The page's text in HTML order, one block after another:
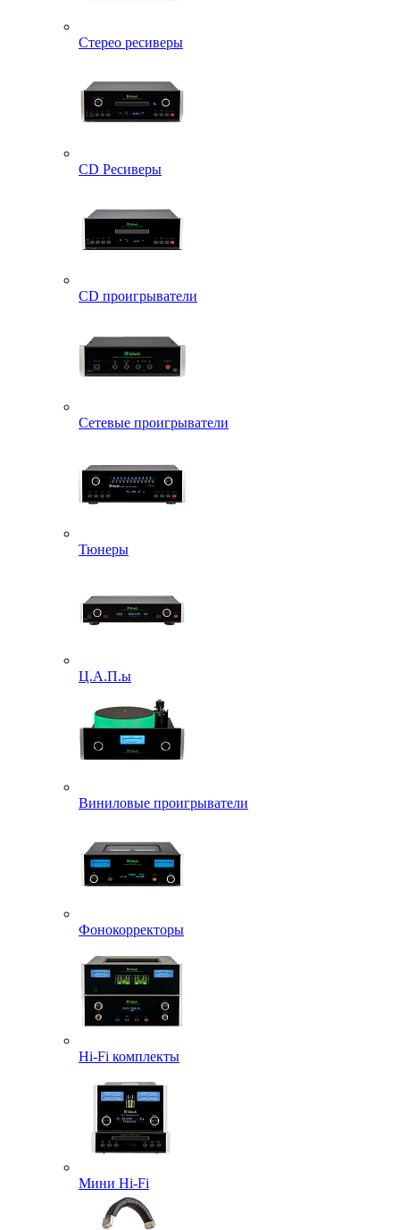
Стерео ресиверы
CD Ресиверы
CD проигрыватели
Сетевые проигрыватели
Тюнеры
Ц.А.П.ы
Виниловые проигрыватели
Фонокорректоры
Hi-Fi комплекты
Мини Hi-Fi